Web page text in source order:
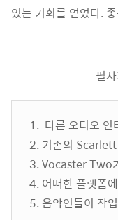
있는 기회를 얻었다.
필
1. 다른 오디오
2. 기존의 Scarlett
3. Vocaster Two
4. 어떠한 플랫폼
5. 음악인들이 작